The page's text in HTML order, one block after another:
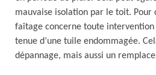
mauvaise isolation par le toit. Pour
faîtage concerne toute
tenue d’une tuile endommagée.
dépannage, mais aussi un